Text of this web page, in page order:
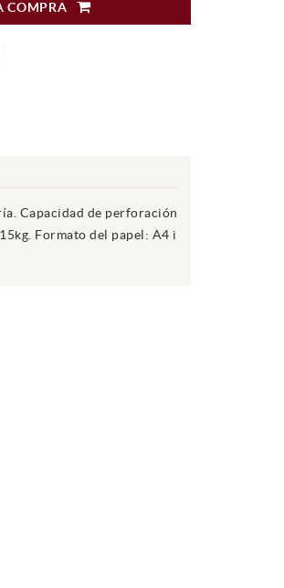
COMPRA
Capacidad de perforación
Formato del papel: A4 i